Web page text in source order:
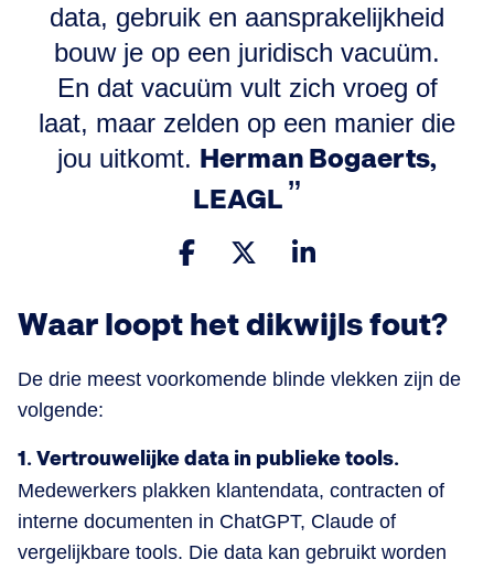
data, gebruik en aansprakelijkheid
bouw je op een juridisch vacuüm.
En dat vacuüm vult zich vroeg of
laat, maar zelden op een manier die
jou uitkomt. Herman Bogaerts,
LEAGL
Waar loopt het dikwijls fout?
De drie meest voorkomende blinde vlekken zijn de
volgende:
1. Vertrouwelijke data in publieke tools.
Medewerkers plakken klantendata, contracten of
interne documenten in ChatGPT, Claude of
vergelijkbare tools. Die data kan gebruikt worden